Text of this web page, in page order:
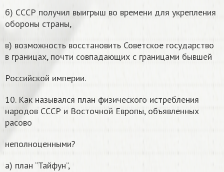
б) СССР получил выигрыш во времени для укрепления
обороны страны,
в) возможность восстановить Советское государство
в границах, почти совпадающих с границами бывшей
Российской империи.
10. Как назывался план физического истребления
народов СССР и Восточной Европы, объявленных
расово
неполноценными?
а) план “Тайфун”,